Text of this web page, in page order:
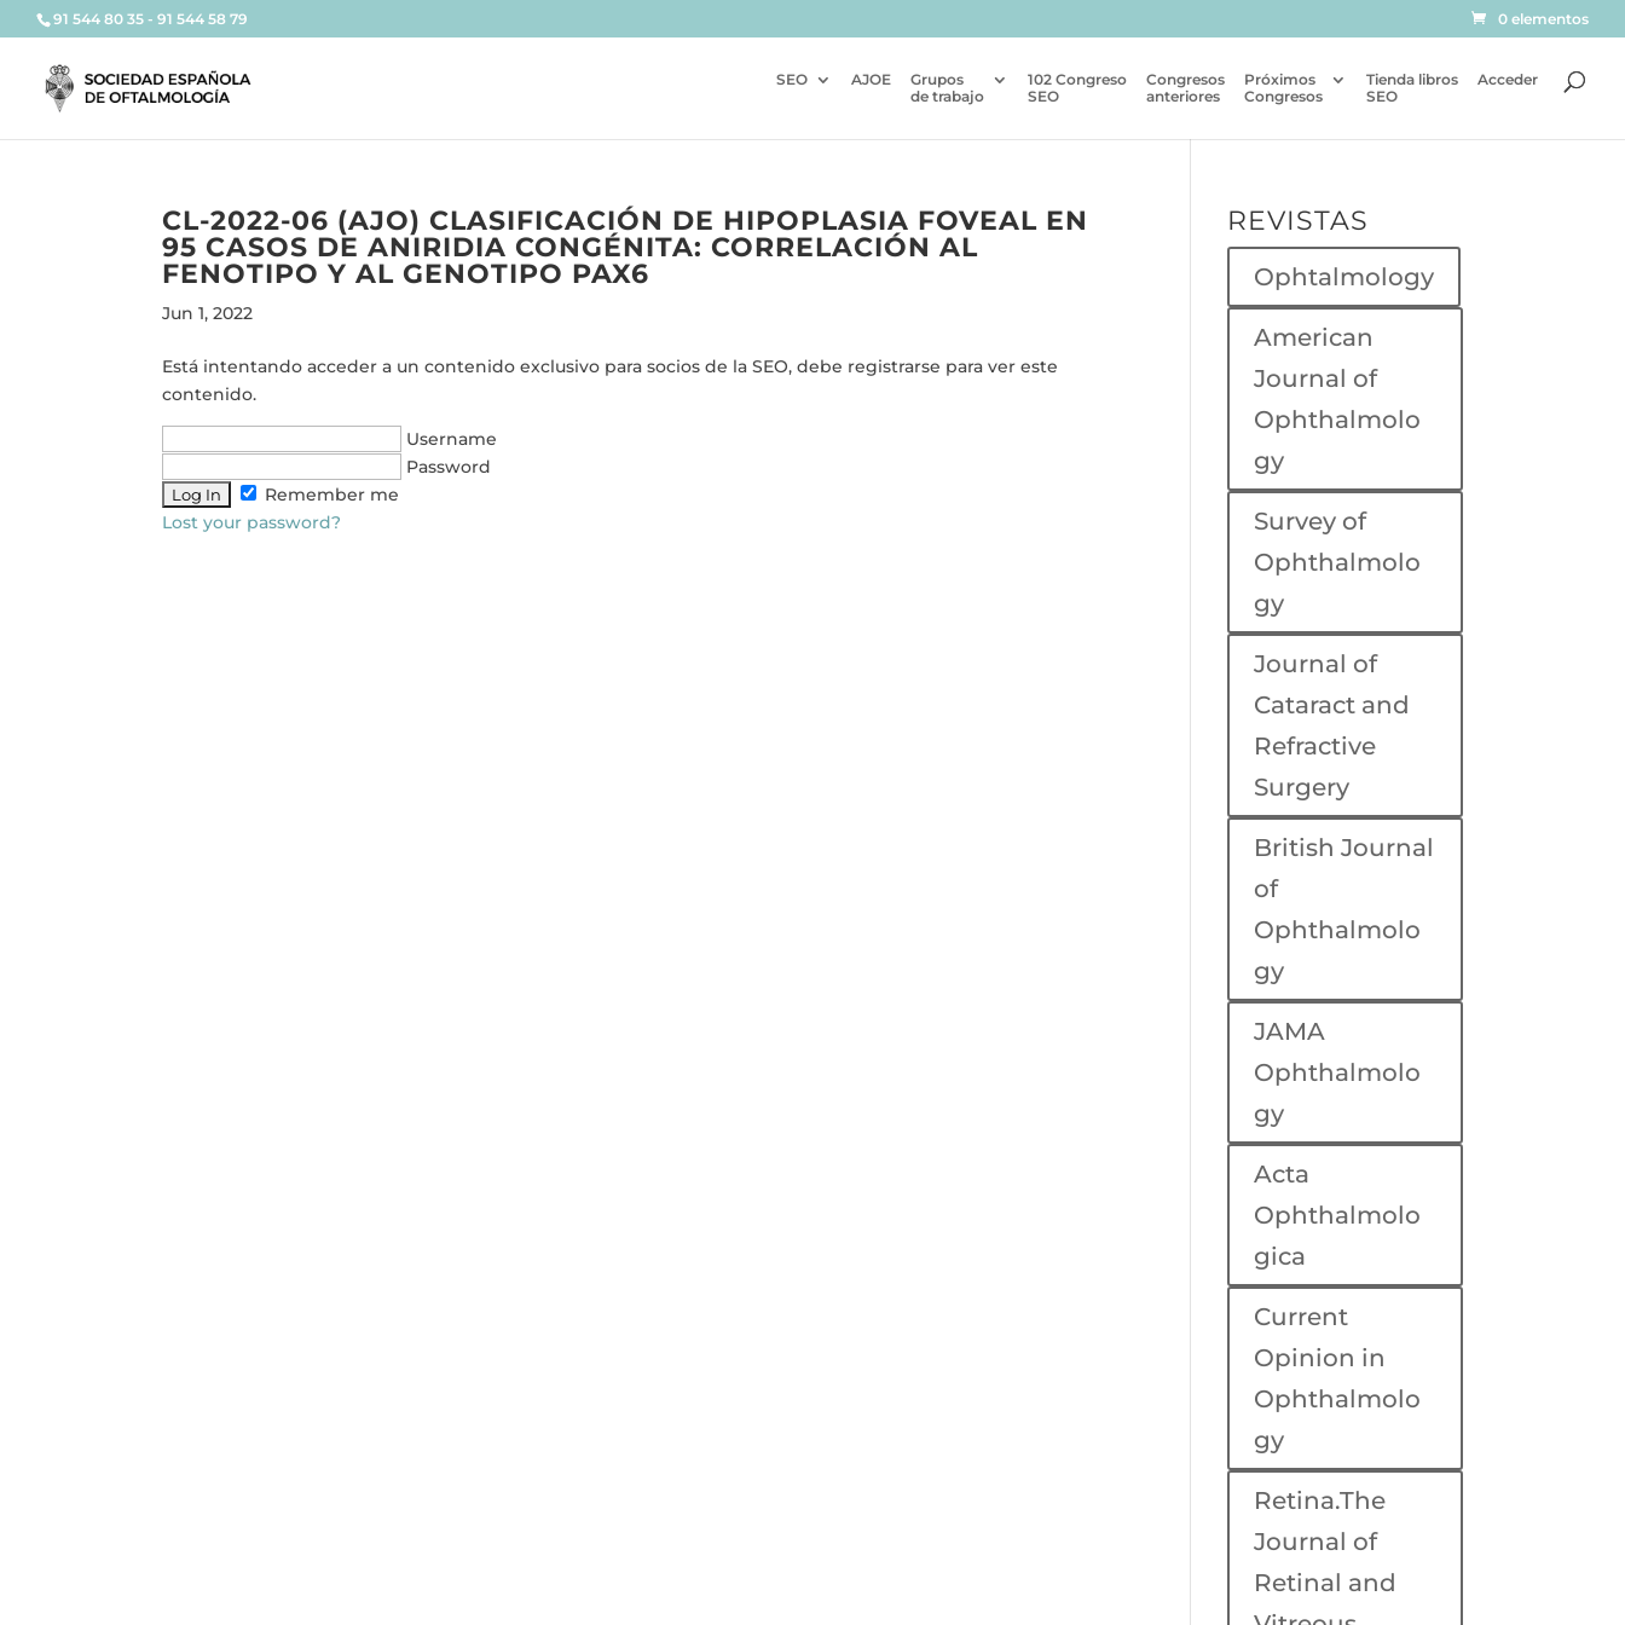
91 544 80 35 - 91 544 58 79 0 elementos
SEO AJOE
Grupos
de trabajo
102 Congreso
SEO
Congresos
anteriores
Próximos
Congresos
Tienda libros
SEO
Acceder
CL-2022-06 (AJO) CLASIFICACIÓN DE HIPOPLASIA FOVEAL EN
95 CASOS DE ANIRIDIA CONGÉNITA: CORRELACIÓN AL
FENOTIPO Y AL GENOTIPO PAX6
Jun 1, 2022
Está intentando acceder a un contenido exclusivo para socios de la SEO, debe registrarse para ver este
contenido.
Username
Password
Remember me
Lost your password?
REVISTAS
Ophtalmology
American
Journal of
Ophthalmolo
gy
Survey of
Ophthalmolo
gy
Journal of
Cataract and
Refractive
Surgery
British Journal
of
Ophthalmolo
gy
JAMA
Ophthalmolo
gy
Acta
Ophthalmolo
gica
Current
Opinion in
Ophthalmolo
gy
Retina.The
Journal of
Retinal and